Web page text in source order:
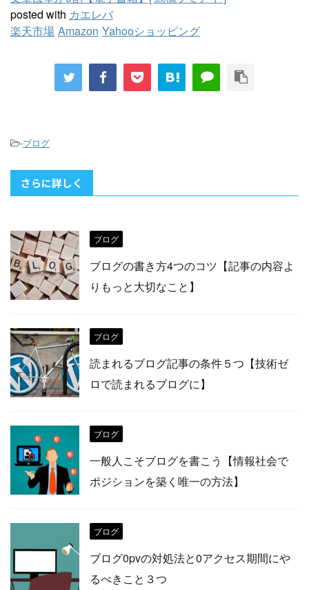
posted with カエレバ
楽天市場 Amazon Yahooショッピング
-ブログ
さらに詳しく
ブログ
ブログの書き方4つのコツ【記事の内容よ
りもっと大切なこと】
ブログ
読まれるブログ記事の条件５つ【技術ゼ
ロで読まれるブログに】
ブログ
一般人こそブログを書こう【情報社会で
ポジションを築く唯一の方法】
ブログ
ブログ0pvの対処法と0アクセス期間にや
るべきこと３つ